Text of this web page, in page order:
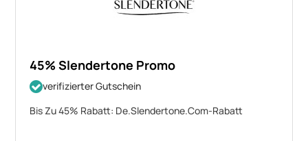
45% Slendertone Promo
verifizierter Gutschein
Bis Zu 45% Rabatt: De.Slendertone.Com-Rabatt